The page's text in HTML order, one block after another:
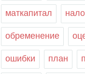
маткапитал
обременение
ошибки план